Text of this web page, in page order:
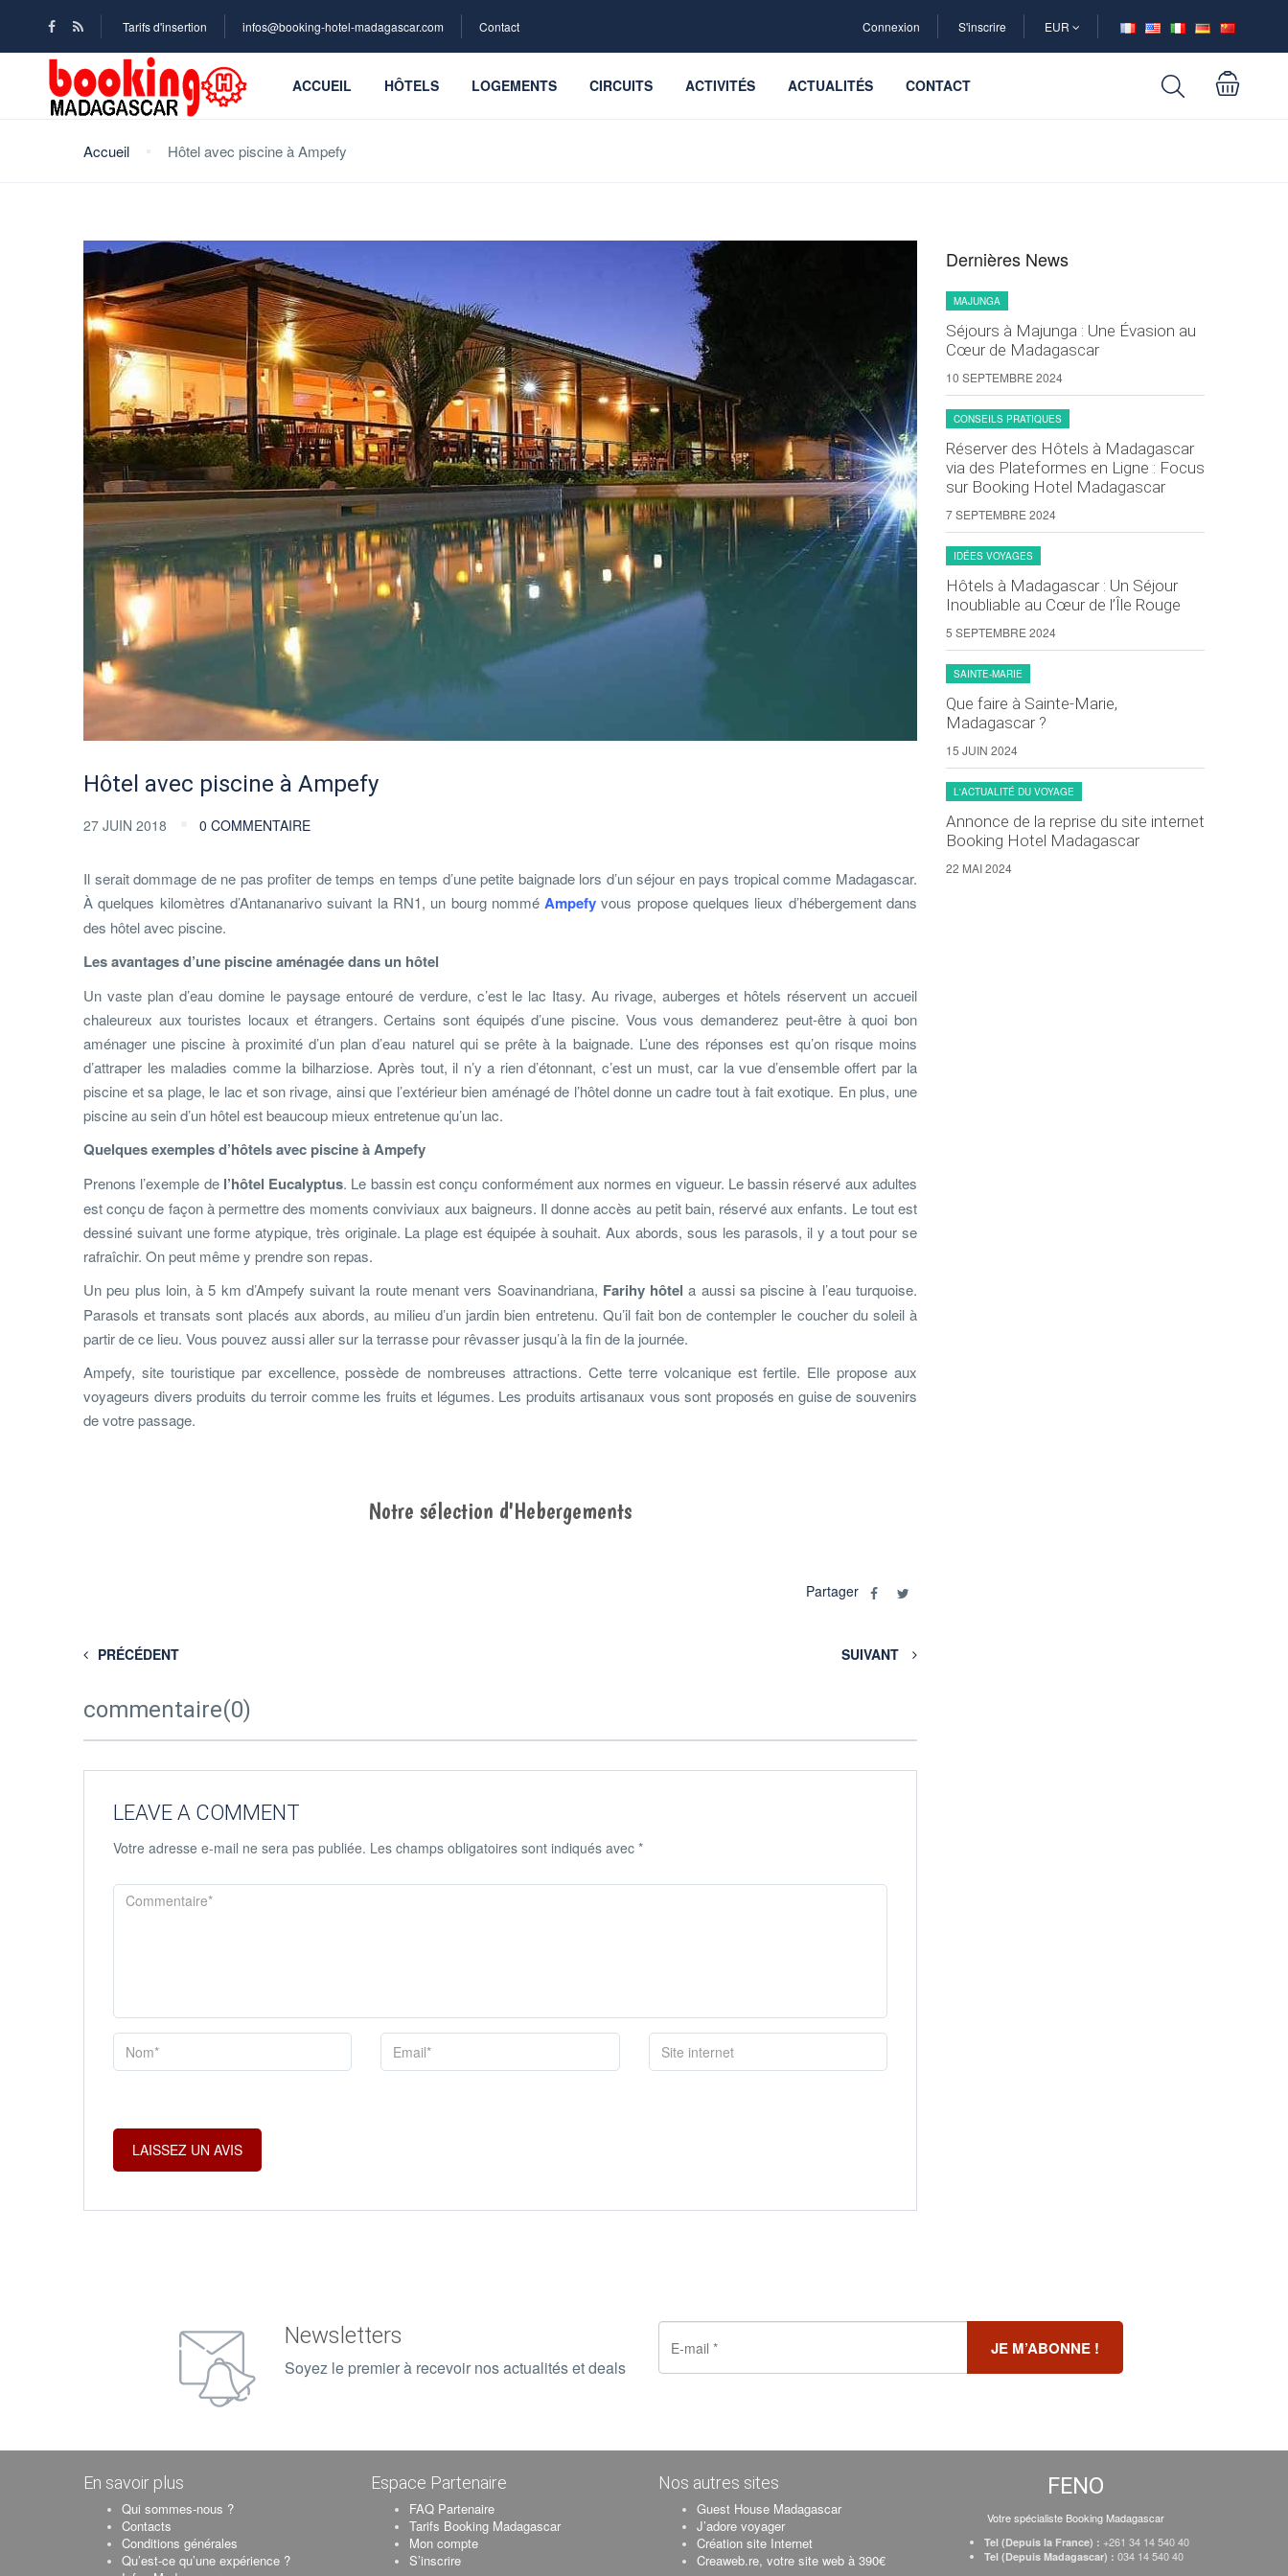
Tarifs d'insertion infos@booking-hotel-madagascar.com Contact Connexion S'inscrire EUR
ACCUEIL HÔTELS LOGEMENTS CIRCUITS ACTIVITÉS ACTUALITÉS CONTACT
Accueil Hôtel avec piscine à Ampefy
Hôtel avec piscine à Ampefy
27 JUIN 2018 0 COMMENTAIRE
Il serait dommage de ne pas profiter de temps en temps d’une petite baignade lors d’un séjour en pays tropical comme Madagascar.
À quelques kilomètres d’Antananarivo suivant la RN1, un bourg nommé Ampefy vous propose quelques lieux d’hébergement dans
des hôtel avec piscine.
Les avantages d’une piscine aménagée dans un hôtel
Un vaste plan d’eau domine le paysage entouré de verdure, c’est le lac Itasy. Au rivage, auberges et hôtels réservent un accueil
chaleureux aux touristes locaux et étrangers. Certains sont équipés d’une piscine. Vous vous demanderez peut-être à quoi bon
aménager une piscine à proximité d’un plan d’eau naturel qui se prête à la baignade. L’une des réponses est qu’on risque moins
d’attraper les maladies comme la bilharziose. Après tout, il n’y a rien d’étonnant, c’est un must, car la vue d’ensemble offert par la
piscine et sa plage, le lac et son rivage, ainsi que l’extérieur bien aménagé de l’hôtel donne un cadre tout à fait exotique. En plus, une
piscine au sein d’un hôtel est beaucoup mieux entretenue qu’un lac.
Quelques exemples d’hôtels avec piscine à Ampefy
Prenons l’exemple del’hôtel Eucalyptus. Le bassin est conçu conformément aux normes en vigueur. Le bassin réservé aux adultes
est conçu de façon à permettre des moments conviviaux aux baigneurs. Il donne accès au petit bain, réservé aux enfants. Le tout est
dessiné suivant une forme atypique, très originale. La plage est équipée à souhait. Aux abords, sous les parasols, il y a tout pour se
rafraîchir. On peut même y prendre son repas.
Un peu plus loin, à 5 km d’Ampefy suivant la route menant vers Soavinandriana, Farihy hôtel a aussi sa piscine à l’eau turquoise.
Parasols et transats sont placés aux abords, au milieu d’un jardin bien entretenu. Qu’il fait bon de contempler le coucher du soleil à
partir de ce lieu. Vous pouvez aussi aller sur la terrasse pour rêvasser jusqu’à la fin de la journée.
Ampefy, site touristique par excellence, possède de nombreuses attractions. Cette terre volcanique est fertile. Elle propose aux
voyageurs divers produits du terroir comme les fruits et légumes. Les produits artisanaux vous sont proposés en guise de souvenirs
de votre passage.
Notre sélection d'Hebergements
Partager
PRÉCÉDENT SUIVANT
commentaire(0)
LEAVE A COMMENT
Votre adresse e-mail ne sera pas publiée. Les champs obligatoires sont indiqués avec *
Dernières News
MAJUNGA
Séjours à Majunga : Une Évasion au
Cœur de Madagascar
10 SEPTEMBRE 2024
CONSEILS PRATIQUES
Réserver des Hôtels à Madagascar
via des Plateformes en Ligne : Focus
sur Booking Hotel Madagascar
7 SEPTEMBRE 2024
IDÉES VOYAGES
Hôtels à Madagascar : Un Séjour
Inoubliable au Cœur de l’Île Rouge
5 SEPTEMBRE 2024
SAINTE-MARIE
Que faire à Sainte-Marie,
Madagascar ?
15 JUIN 2024
L'ACTUALITÉ DU VOYAGE
Annonce de la reprise du site internet
Booking Hotel Madagascar
22 MAI 2024
Newsletters
Soyez le premier à recevoir nos actualités et deals
En savoir plus
Qui sommes-nous ?
Contacts
Conditions générales
Qu’est-ce qu’une expérience ?
Espace Partenaire
FAQ Partenaire
Tarifs Booking Madagascar
Mon compte
S’inscrire
Nos autres sites
Guest House Madagascar
J’adore voyager
Création site Internet
Creaweb.re, votre site web à 390€
FENO
Votre spécialiste Booking Madagascar
Tel (Depuis la France) : +261 34 14 540 40
Tel (Depuis Madagascar) : 034 14 540 40